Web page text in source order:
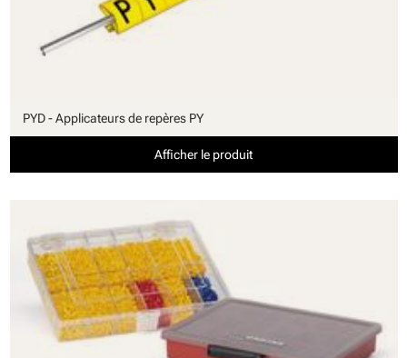
PYD - Applicateurs de repères PY
Afficher le produit